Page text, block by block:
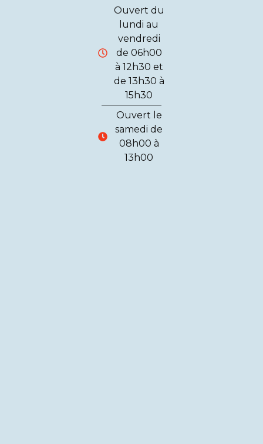
Ouvert du
lundi au
vendredi
de 06h00
à 12h30 et
de 13h30 à
15h30
Ouvert le
samedi de
08h00 à
13h00